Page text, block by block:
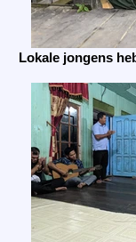
Lokale jongens